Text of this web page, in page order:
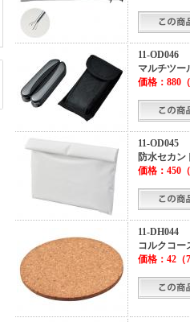
11-OD046
マルチツー
価格： 880
11-OD045
防水セカン
価格： 450
11-DH044
コルクコー
価格： 42